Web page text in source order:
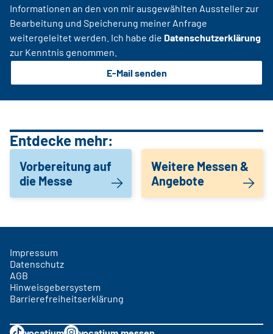
Informationen an den von mir ausgewählten Aussteller zur
Bearbeitung und Speicherung meiner Anfrage
weitergeleitet werden. Ich habe die Datenschutzerklärung
zur Kenntnis genommen.
E-Mail senden
Entdecke mehr:
Vorbereitung auf
die Messe
Weitere Messen &
Angebote
Impressum
Datenschutz
AGB
Hinweisgebersystem
Barrierefreiheitserklärung